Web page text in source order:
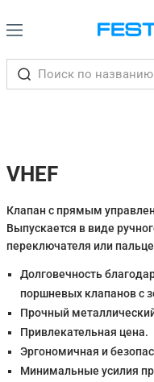
VHEF
Клапан с прямым
Выпускается в виде
переключателя или
Долговечность
поршневых клапанов с
Прочный
Привлекательная цена.
Эргономичная и
Минимальные усилия